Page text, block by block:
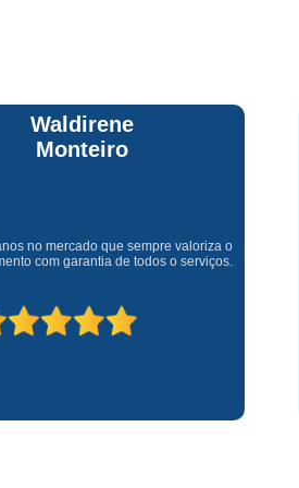
Assistencia Tecnica
Tecnica Forno Microondas
Conserto de Maquina de Lavar
Conserto Maquina de Lavar
Conserto Maquina Lavar Roupa
Claúdia
Andrullis
é um problema), e a eficiência do
solução do problema da minha lava e
não vive mais sem. #recomendo os